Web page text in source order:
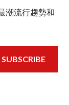
潮流行趨勢和
SUBSCRIBE